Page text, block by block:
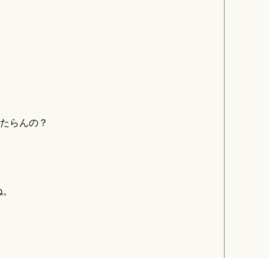
らんの？